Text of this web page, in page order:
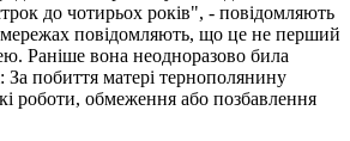
до чотирьох років", - повідомляють
повідомляють, що це не перший
Раніше вона неодноразово била
За побиття матері тернополянину
роботи, обмеження або позбавлення